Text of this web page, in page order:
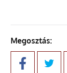
Megosztás: